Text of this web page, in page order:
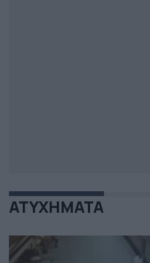
ATYXHMATA